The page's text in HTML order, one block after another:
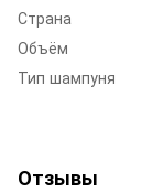
Страна
Объём
Тип шампуня
Отзывы